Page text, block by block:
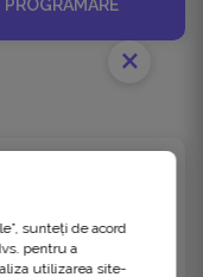
PROGRAMARE
close
sunteți de acord
pentru a
utilizarea site-